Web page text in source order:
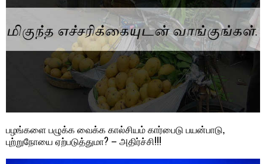
பழங்களை பழுக்க வைக்க கால்சியம் கார்பைடு பயன்பாடு,
புற்றுநோயை ஏற்படுத்துமா? – அதிர்ச்சி!!!